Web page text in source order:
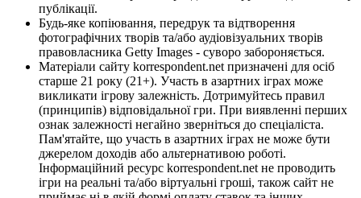
публікації.
Будь-яке копіювання, передрук та відтворення
фотографічних творів та/або аудіовізуальних творів
правовласника Getty Images - суворо забороняється.
Матеріали сайту korrespondent.net призначені для осіб
старше 21 року (21+). Участь в азартних іграх може
викликати ігрову залежність. Дотримуйтесь правил
(принципів) відповідальної гри. При виявленні перших
ознак залежності негайно зверніться до спеціаліста.
Пам'ятайте, що участь в азартних іграх не може бути
джерелом доходів або альтернативою роботі.
Інформаційний ресурс korrespondent.net не проводить
ігри на реальні та/або віртуальні гроші, також сайт не